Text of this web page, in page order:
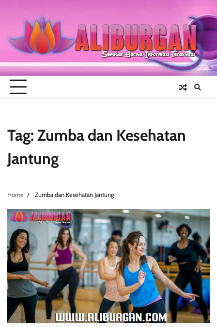
Tag: Zumba dan Kesehatan
Jantung
Home Zumba dan Kesehatan Jantung